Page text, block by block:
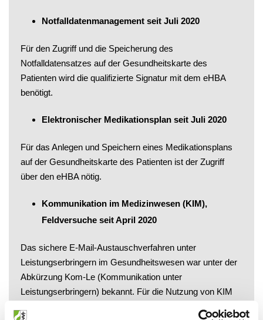
Notfalldatenmanagement seit Juli 2020
Für den Zugriff und die Speicherung des
Notfalldatensatzes auf der Gesundheitskarte des
Patienten wird die qualifizierte Signatur mit dem eHBA
benötigt.
Elektronischer Medikationsplan seit Juli 2020
Für das Anlegen und Speichern eines Medikationsplans
auf der Gesundheitskarte des Patienten ist der Zugriff
über den eHBA nötig.
Kommunikation im Medizinwesen (KIM),
Feldversuche seit April 2020
Das sichere E-Mail-Austauschverfahren unter
Leistungserbringern im Gesundheitswesen war unter der
Abkürzung Kom-Le (Kommunikation unter
Leistungserbringern) bekannt. Für die Nutzung von KIM